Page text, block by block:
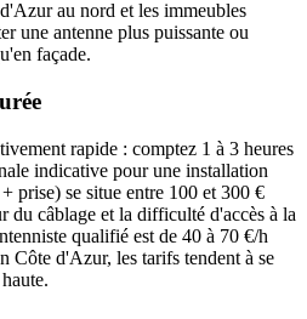
au nord et les immeubles
une antenne plus puissante ou
façade.
rapide : comptez 1 à 3 heures
indicative pour une installation
prise) se situe entre 100 et 300 €
du câblage et la difficulté d'accès à la
qualifié est de 40 à 70 €/h
Côte d'Azur, les tarifs tendent à se